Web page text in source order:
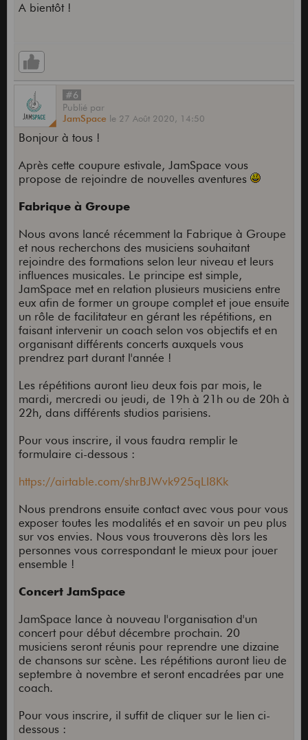
A bientôt !
#6
Publié par
JamSpace le 27 Août 2020, 14:50
Bonjour à tous !
Après cette coupure estivale, JamSpace vous
propose de rejoindre de nouvelles aventures
Fabrique à Groupe
Nous avons lancé récemment la Fabrique à Groupe
et nous recherchons des musiciens souhaitant
rejoindre des formations selon leur niveau et leurs
influences musicales. Le principe est simple,
JamSpace met en relation plusieurs musiciens entre
eux afin de former un groupe complet et joue ensuite
un rôle de facilitateur en gérant les répétitions, en
faisant intervenir un coach selon vos objectifs et en
organisant différents concerts auxquels vous
prendrez part durant l'année !
Les répétitions auront lieu deux fois par mois, le
mardi, mercredi ou jeudi, de 19h à 21h ou de 20h à
22h, dans différents studios parisiens.
Pour vous inscrire, il vous faudra remplir le
formulaire ci-dessous :
https://airtable.com/shrBJWvk925qLI8Kk
Nous prendrons ensuite contact avec vous pour vous
exposer toutes les modalités et en savoir un peu plus
sur vos envies. Nous vous trouverons dès lors les
personnes vous correspondant le mieux pour jouer
ensemble !
Concert JamSpace
JamSpace lance à nouveau l'organisation d'un
concert pour début décembre prochain. 20
musiciens seront réunis pour reprendre une dizaine
de chansons sur scène. Les répétitions auront lieu de
septembre à novembre et seront encadrées par une
coach.
Pour vous inscrire, il suffit de cliquer sur le lien ci-
dessous :